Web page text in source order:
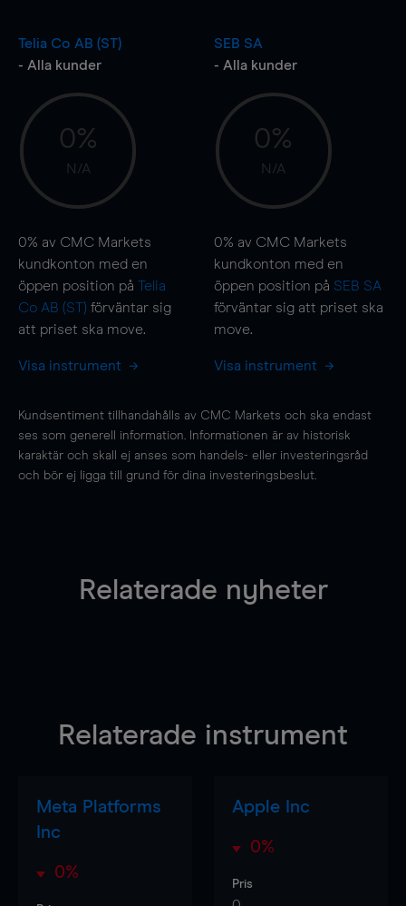
Telia Co AB (ST)
- Alla kunder
0%
N/A
0% av CMC Markets
kundkonton med en
öppen position på Telia
Co AB (ST) förväntar sig
att priset ska move.
Visa instrument
SEB SA
- Alla kunder
0%
N/A
0% av CMC Markets
kundkonton med en
öppen position på SEB SA
förväntar sig att priset ska
move.
Visa instrument
Kundsentiment tillhandahålls av CMC Markets och ska endast
ses som generell information. Informationen är av historisk
karaktär och skall ej anses som handels- eller investeringsråd
och bör ej ligga till grund för dina investeringsbeslut.
Relaterade nyheter
Relaterade instrument
Meta Platforms
Inc
0%
Apple Inc
0%
Pris